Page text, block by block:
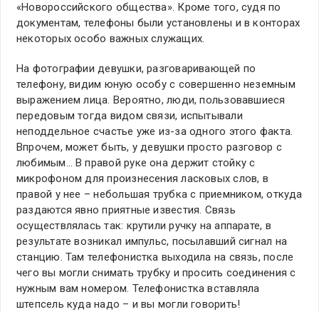
«Новороссийского общества». Кроме того, судя по
документам, телефоны были установлены и в конторах
некоторых особо важных служащих.
На фотографии девушки, разговаривающей по
телефону, видим юную особу с совершенно неземным
выражением лица. Вероятно, люди, пользовавшиеся
передовым тогда видом связи, испытывали
неподдельное счастье уже из-за одного этого факта.
Впрочем, может быть, у девушки просто разговор с
любимым… В правой руке она держит стойку с
микрофоном для произнесения ласковых слов, в
правой у нее – небольшая трубка с приемником, откуда
раздаются явно приятные известия. Связь
осуществлялась так: крутили ручку на аппарате, в
результате возникал импульс, посылавший сигнал на
станцию. Там телефонистка выходила на связь, после
чего вы могли снимать трубку и просить соединения с
нужным вам номером. Телефонистка вставляла
штепсель куда надо – и вы могли говорить!